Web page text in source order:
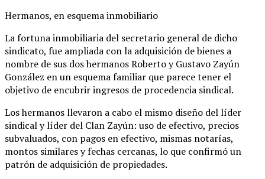
Hermanos, en esquema inmobiliario
La fortuna inmobiliaria del secretario general de dicho
sindicato, fue ampliada con la adquisición de bienes a
nombre de sus dos hermanos Roberto y Gustavo Zayún
González en un esquema familiar que parece tener el
objetivo de encubrir ingresos de procedencia sindical.
Los hermanos llevaron a cabo el mismo diseño del líder
sindical y líder del Clan Zayún: uso de efectivo, precios
subvaluados, con pagos en efectivo, mismas notarías,
montos similares y fechas cercanas, lo que confirmó un
patrón de adquisición de propiedades.